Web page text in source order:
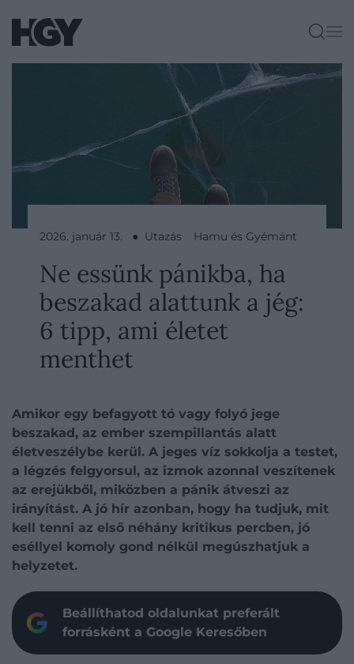
2026. január 13. ● Utazás Hamu és Gyémánt
Ne essünk pánikba, ha
beszakad alattunk a jég:
6 tipp, ami életet
menthet
Amikor egy befagyott tó vagy folyó jege
beszakad, az ember szempillantás alatt
életveszélybe kerül. A jeges víz sokkolja a testet,
a légzés felgyorsul, az izmok azonnal veszítenek
az erejükből, miközben a pánik átveszi az
irányítást. A jó hír azonban, hogy ha tudjuk, mit
kell tenni az első néhány kritikus percben, jó
eséllyel komoly gond nélkül megúszhatjuk a
helyzetet.
Beállíthatod oldalunkat preferált
forrásként a Google Keresőben